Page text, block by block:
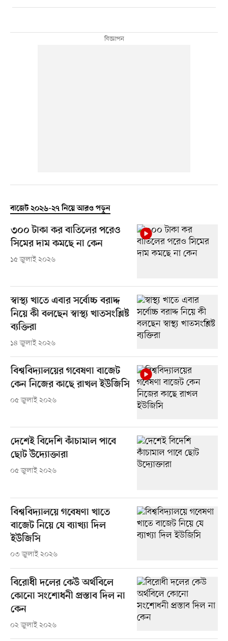
বাজেট ২০২৬-২৭ নিয়ে আরও পড়ুন
৩০০ টাকা কর বাতিলের পরেও
সিমের দাম কমছে না কেন
১৫ জুলাই ২০২৬
স্বাস্থ্য খাতে এবার সর্বোচ্চ বরাদ্দ
নিয়ে কী বলছেন স্বাস্থ্য খাতসংশ্লিষ্ট
ব্যক্তিরা
১৪ জুলাই ২০২৬
বিশ্ববিদ্যালয়ের গবেষণা বাজেট
কেন নিজের কাছে রাখল ইউজিসি
০৫ জুলাই ২০২৬
দেশেই বিদেশি কাঁচামাল পাবে
ছোট উদ্যোক্তারা
০৫ জুলাই ২০২৬
বিশ্ববিদ্যালয়ে গবেষণা খাতে
বাজেট নিয়ে যে ব্যাখ্যা দিল
ইউজিসি
০৩ জুলাই ২০২৬
বিরোধী দলের কেউ অর্থবিলে
কোনো সংশোধনী প্রস্তাব দিল না
কেন
০২ জুলাই ২০২৬